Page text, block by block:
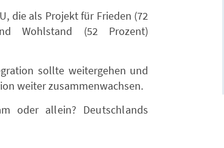
die als Projekt für Frieden (72
Wohlstand (52 Prozent)
sollte weitergehen und
weiter zusammenwachsen.
oder allein? Deutschlands